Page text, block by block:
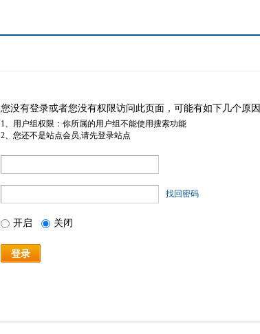
您没有登录或者您没有权限访问此页面，可能有如下几个原因
1、用户组权限：你所属的用户组不能使用搜索功能
2、您还不是站点会员,请先登录站点
找回密码
开启 关闭
登录